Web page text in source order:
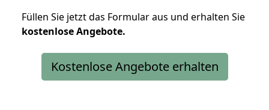
Füllen Sie jetzt das Formular aus und erhalten Sie
kostenloseAngebote.
Kostenlose Angebote erhalten